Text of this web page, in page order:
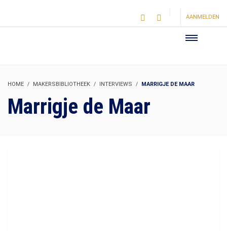
AANMELDEN
HOME MAKERSBIBLIOTHEEK INTERVIEWS MARRIGJE DE MAAR
Marrigje de Maar